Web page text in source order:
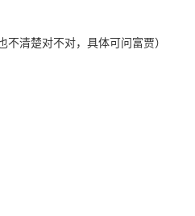
清楚对不对，具体可问富贾）